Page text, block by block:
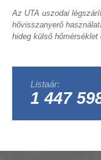
Az UTA uszodai
hővisszanyerő
hideg külső
Listaár:
1 447